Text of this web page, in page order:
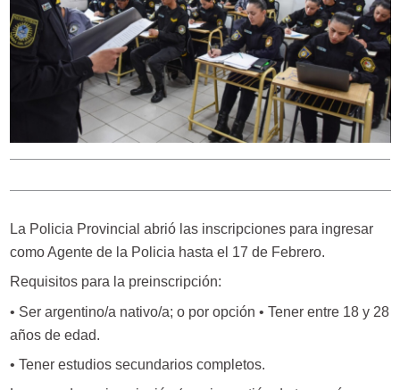
La Policia Provincial abrió las inscripciones para ingresar
como Agente de la Policia hasta el 17 de Febrero.
Requisitos para la preinscripción:
• Ser argentino/a nativo/a; o por opción • Tener entre 18 y 28
años de edad.
• Tener estudios secundarios completos.